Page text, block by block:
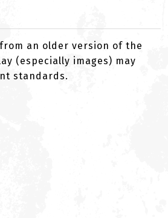
an older version of the
(especially images) may
standards.